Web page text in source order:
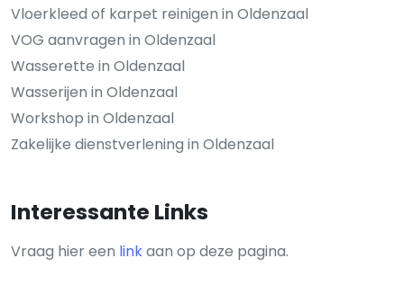
Vloerkleed of karpet reinigen in Oldenzaal
VOG aanvragen in Oldenzaal
Wasserette in Oldenzaal
Wasserijen in Oldenzaal
Workshop in Oldenzaal
Zakelijke dienstverlening in Oldenzaal
Interessante Links
Vraag hier een linkaan op deze pagina.